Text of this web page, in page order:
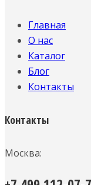
Главная
О нас
Каталог
Блог
Контакты
Контакты
Москва: